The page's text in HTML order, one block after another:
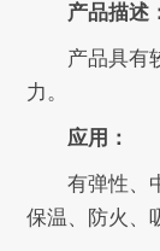
产品描述
产品具有较
力。
应用：
有弹性、中
保温、防火、